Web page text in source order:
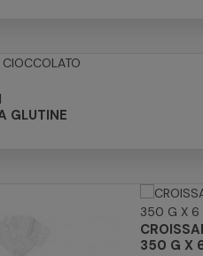
GLUTINE
350 G X